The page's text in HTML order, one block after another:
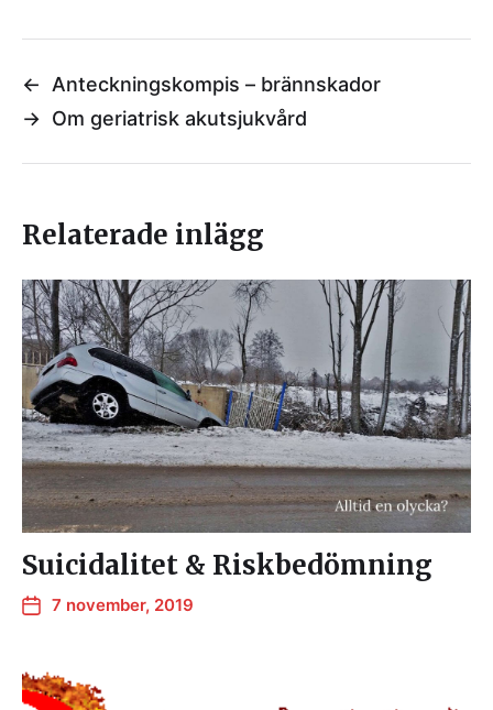
←
Anteckningskompis – brännskador
→ Om geriatrisk akutsjukvård
Relaterade inlägg
Suicidalitet & Riskbedömning
7 november, 2019